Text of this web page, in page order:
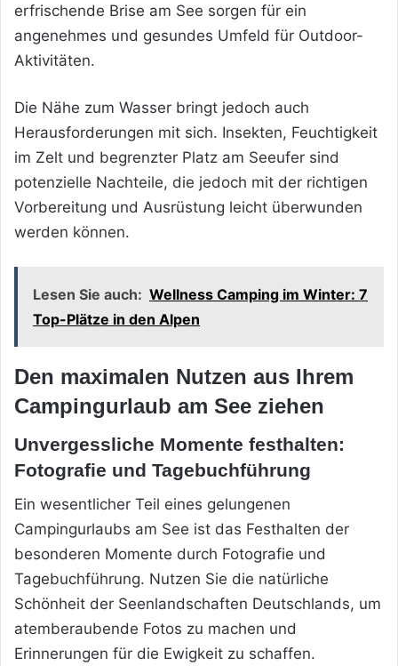
erfrischende Brise am See sorgen für ein
angenehmes und gesundes Umfeld für Outdoor-
Aktivitäten.
Die Nähe zum Wasser bringt jedoch auch
Herausforderungen mit sich. Insekten, Feuchtigkeit
im Zelt und begrenzter Platz am Seeufer sind
potenzielle Nachteile, die jedoch mit der richtigen
Vorbereitung und Ausrüstung leicht überwunden
werden können.
Lesen Sie auch: Wellness Camping im Winter: 7
Top-Plätze in den Alpen
Den maximalen Nutzen aus Ihrem
Campingurlaub am See ziehen
Unvergessliche Momente festhalten:
Fotografie und Tagebuchführung
Ein wesentlicher Teil eines gelungenen
Campingurlaubs am See ist das Festhalten der
besonderen Momente durch Fotografie und
Tagebuchführung. Nutzen Sie die natürliche
Schönheit der Seenlandschaften Deutschlands, um
atemberaubende Fotos zu machen und
Erinnerungen für die Ewigkeit zu schaffen.